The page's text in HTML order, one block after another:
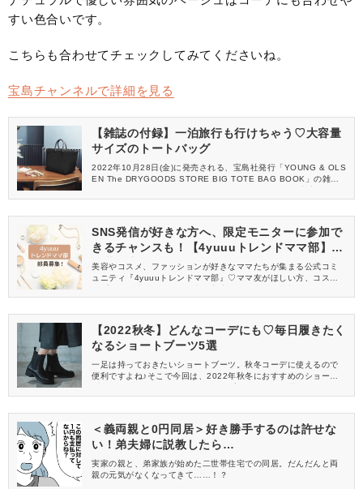
すい色合いです。
こちらも合わせてチェックしてみてくださいね。
宝島チャンネルで詳細を見る
【雑誌の付録】一泊旅行も行けちゃう♡大容量
サイズのトートバッグ
2022年10月28日(金)に発売される、宝島社発行「YOUNG & OLS
EN The DRYGOODS STORE BIG TOTE BAG BOOK」の雑誌
トバッグが登場します。日常使いやショッピングはもちろん、一
SNS発信が好きな方へ、限定モニターに参加で
きるチャンスも！【4yuuuトレンドママ部】部
員募集中
美容やコスメ、ファッションが好きなママたちが集まる公式コミ
ュニティ『4yuuuトレンドママ部』♡ママ友がほしい方、コスメサ
信してくれる方を募集しています！
【2022秋冬】どんなコーデにも♡毎日履きたく
なるショートブーツ5選
一足は持っておきたいショートブーツ。秋冬コーデに使えるので
便利ですよね♪そこで今回は、2022年秋冬におすすめのショート
インなので、完売前に要チェックですよ♡
＜義両親と0円同居＞好き勝手するのは許せな
い！弟夫婦に説教したら…
実家の親と、弟家族が始めた二世帯住宅での同居。だんだんと両
親の元気がなくなってきて……！？